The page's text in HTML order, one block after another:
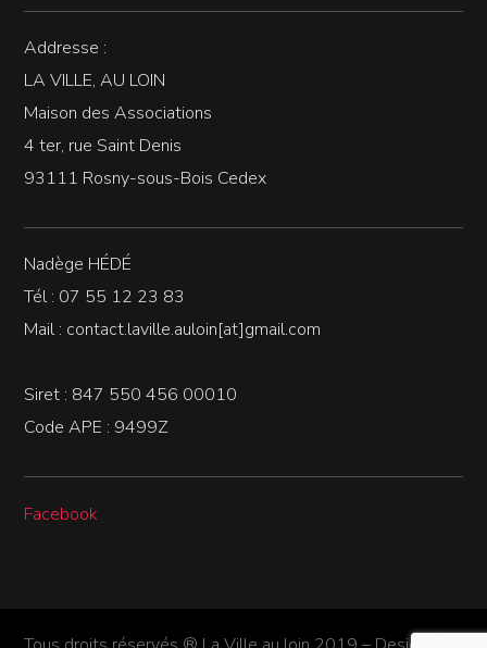
Addresse :
LA VILLE, AU LOIN
Maison des Associations
4 ter, rue Saint Denis
93111 Rosny-sous-Bois Cedex
Nadège HÉDÉ
Tél : 07 55 12 23 83
Mail : contact.laville.auloin[at]gmail.com
Siret : 847 550 456 00010
Code APE : 9499Z
Facebook